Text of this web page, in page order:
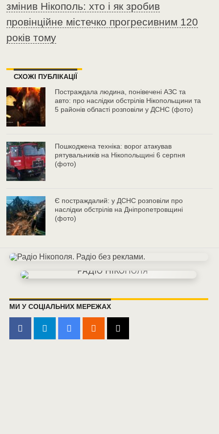
змінив Нікополь: хто і як зробив
провінційне містечко прогресивним 120
років тому
СХОЖІ ПУБЛІКАЦІЇ
Постраждала людина, понівечені АЗС та
авто: про наслідки обстрілів Нікопольщини та
5 районів області розповіли у ДСНС (фото)
Пошкоджена техніка: ворог атакував
рятувальників на Нікопольщині 6 серпня
(фото)
Є постраждалий: у ДСНС розповіли про
наслідки обстрілів на Дніпропетровщині
(фото)
МИ У СОЦІАЛЬНИХ МЕРЕЖАХ